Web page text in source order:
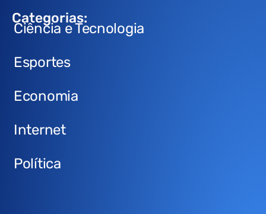
Categorias:
Ciência e Tecnologia
Esportes
Economia
Internet
Política